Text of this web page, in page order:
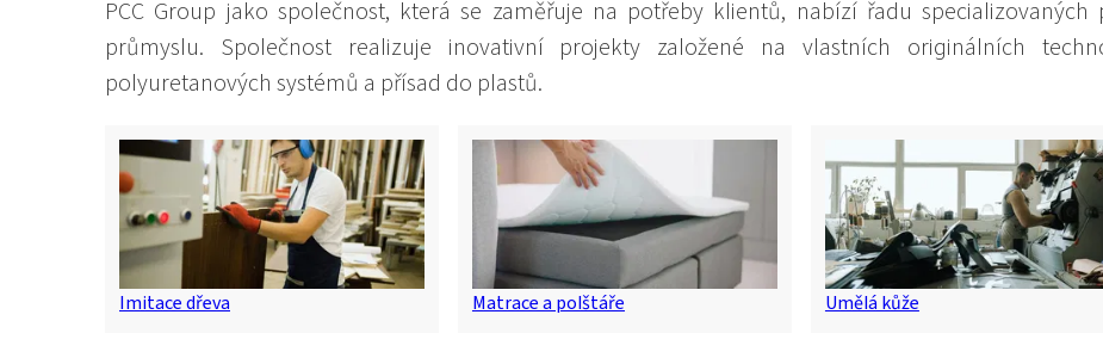
PCC Group jako společnost, která se zaměřuje na potřeby klientů, nabízí řadu
průmyslu. Společnost realizuje inovativní projekty založené na vlastních originálních
polyuretanových systémů a přísad do plastů.
Imitace dřeva Matrace a polštáře Umělá kůže